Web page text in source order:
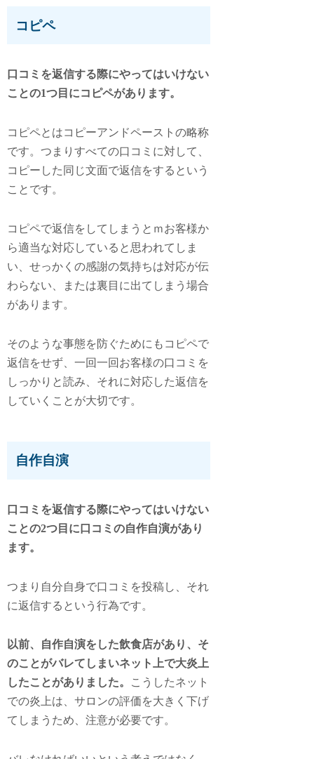
コピペ
口コミを返信する際にやってはいけない
ことの1つ目にコピペがあります。
コピペとはコピーアンドペーストの略称
です。つまりすべての口コミに対して、
コピーした同じ文面で返信をするという
ことです。
コピペで返信をしてしまうとｍお客様か
ら適当な対応していると思われてしま
い、せっかくの感謝の気持ちは対応が伝
わらない、または裏目に出てしまう場合
があります。
そのような事態を防ぐためにもコピペで
返信をせず、一回一回お客様の口コミを
しっかりと読み、それに対応した返信を
していくことが大切です。
自作自演
口コミを返信する際にやってはいけない
ことの2つ目に口コミの自作自演があり
ます。
つまり自分自身で口コミを投稿し、それ
に返信するという行為です。
以前、自作自演をした飲食店があり、そ
のことがバレてしまいネット上で大炎上
したことがありました。
こうしたネット
での炎上は、サロンの評価を大きく下げ
てしまうため、注意が必要です。